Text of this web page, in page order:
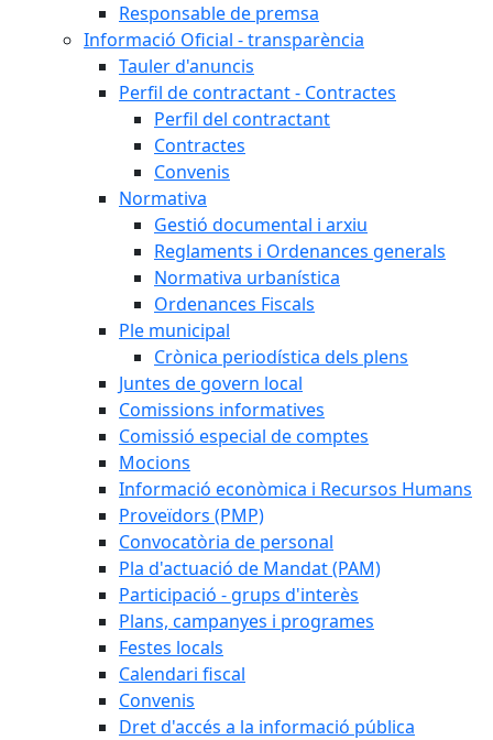
Responsable de premsa
Informació Oficial - transparència
Tauler d'anuncis
Perfil de contractant - Contractes
Perfil del contractant
Contractes
Convenis
Normativa
Gestió documental i arxiu
Reglaments i Ordenances generals
Normativa urbanística
Ordenances Fiscals
Ple municipal
Crònica periodística dels plens
Juntes de govern local
Comissions informatives
Comissió especial de comptes
Mocions
Informació econòmica i Recursos Humans
Proveïdors (PMP)
Convocatòria de personal
Pla d'actuació de Mandat (PAM)
Participació - grups d'interès
Plans, campanyes i programes
Festes locals
Calendari fiscal
Convenis
Dret d'accés a la informació pública